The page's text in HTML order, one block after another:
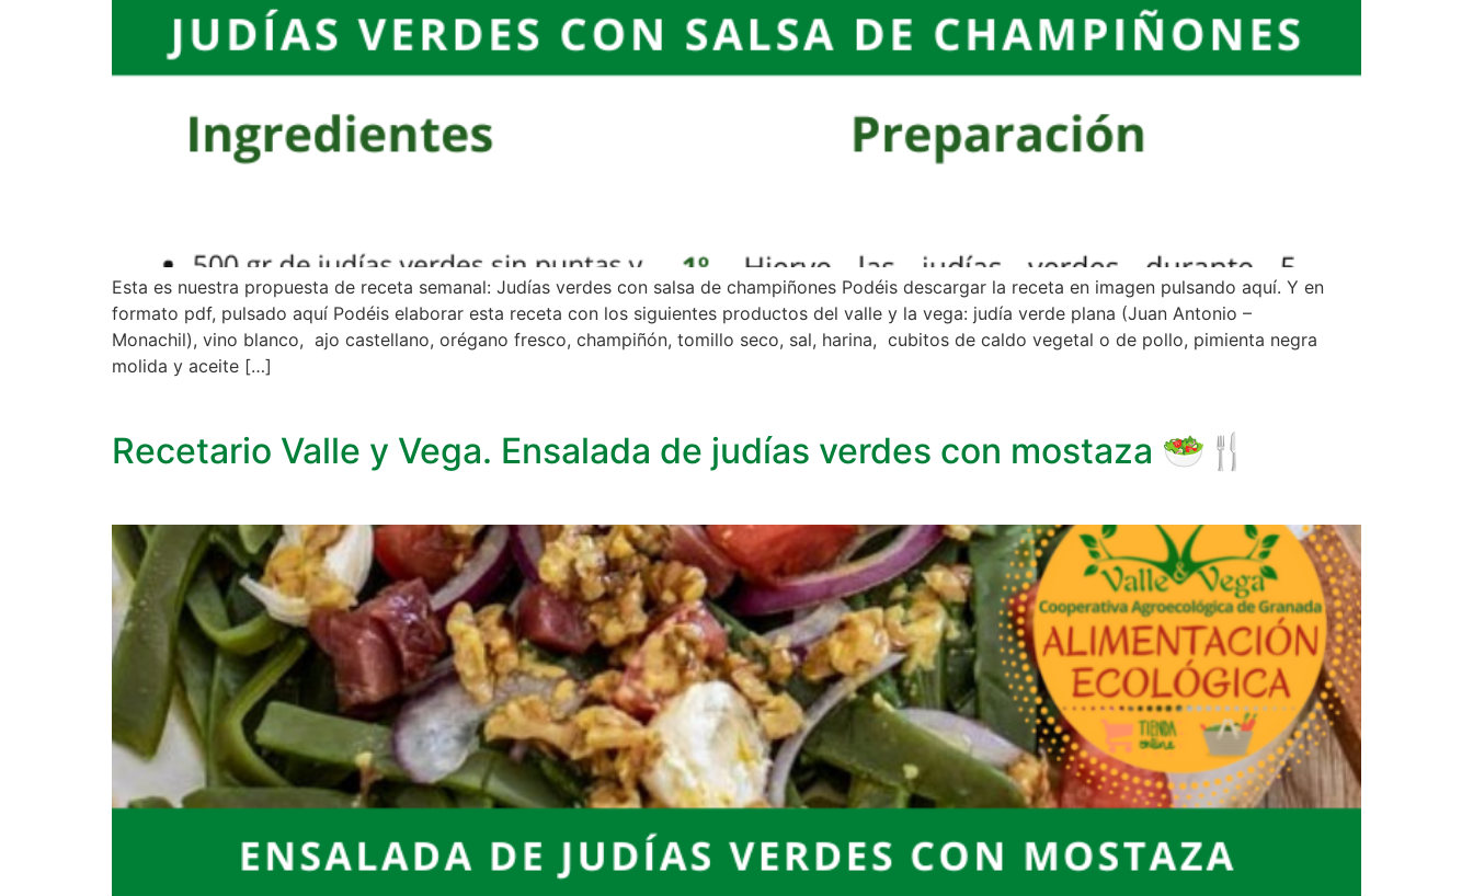
Esta es nuestra propuesta de receta semanal: Judías verdes con salsa de champiñones Podéis descargar la receta en imagen pulsando aquí. Y en
formato pdf, pulsado aquí Podéis elaborar esta receta con los siguientes productos del valle y la vega: judía verde plana (Juan Antonio –
Monachil), vino blanco, ajo castellano, orégano fresco, champiñón, tomillo seco, sal, harina, cubitos de caldo vegetal o de pollo, pimienta negra
molida y aceite […]
Recetario Valle y Vega. Ensalada de judías verdes con mostaza 🥗🍴